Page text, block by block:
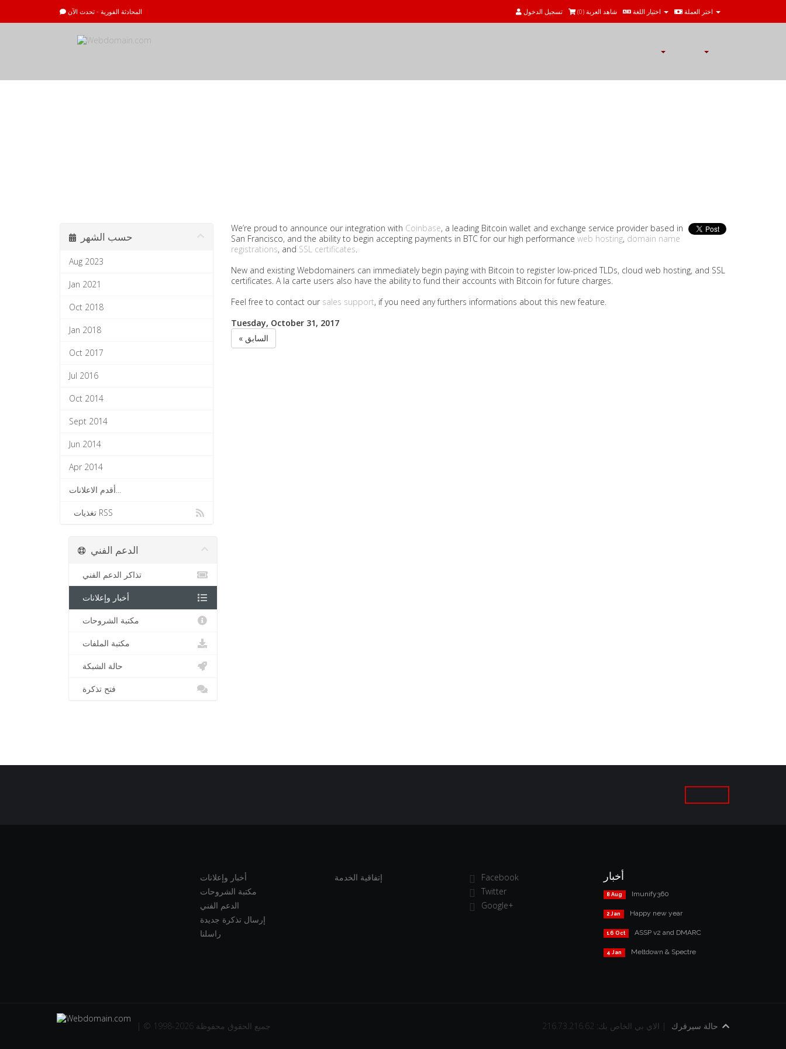
المحادثة الفورية - تحدث الآن اختر العملة اختيار اللغة تسجيل الدخول شاهد العربة (0
)
حسب الشهر
Aug 2023
Jan 2021
Oct 2018
Jan 2018
Oct 2017
Jul 2016
Oct 2014
Sept 2014
Jun 2014
Apr 2014
أقدم الاعلانات...
تغذيات RSS
We’re proud to announce our integration with Coinbase, a leading Bitcoin wallet and exchange service provider based in
San Francisco, and the ability to begin accepting payments in BTC for our high performance web hosting, domain name
registrations, and SSL certificates.
New and existing Webdomainers can immediately begin paying with Bitcoin to register low-priced TLDs, cloud web hosting, and SSL
certificates. A la carte users also have the ability to fund their accounts with Bitcoin for future charges.
Feel free to contact our sales support, if you need any furthers informations about this new feature.
Tuesday, October 31, 2017
« السابق
الدعم الفني
تذاكر الدعم الفني
أخبار وإعلانات
مكتبة الشروحات
مكتبة الملفات
حالة الشبكة
فتح تذكرة
أخبار وإعلانات
مكتبة الشروحات
الدعم الفني
إرسال تذكرة جديدة
راسلنا
إتفاقية الخدمة
Facebook
Twitter
Google+
أخبار
8 Aug Imunify360
2 Jan Happy new year
16 Oct ASSP v2 and DMARC
4 Jan Meltdown & Spectre
| © 1998-2026 جميع الحقوق محفوظة الاي بي الخاص بك: 216.73.216.62 | حالة سيرفرك